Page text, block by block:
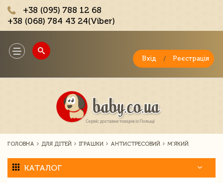
+38 (095) 788 12 68
+38 (068) 784 43 24(Viber)
Toggle
navigation
Вхід / Реєстрація
ГОЛОВНА ДЛЯ ДІТЕЙ ІГРАШКИ АНТИСТРЕСОВИЙ М'ЯКИЙ
КАТАЛОГ